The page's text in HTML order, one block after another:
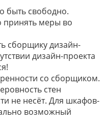
быть свободно.
принять меры во
сборщику дизайн-
дизайн-проекта
со сборщиком.
стен
не несёт. Для шкафов-
возможный